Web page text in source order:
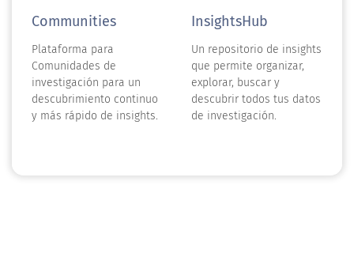
Communities
Plataforma para
Comunidades de
investigación para un
descubrimiento continuo
y más rápido de insights.
InsightsHub
Un repositorio de insights
que permite organizar,
explorar, buscar y
descubrir todos tus datos
de investigación.